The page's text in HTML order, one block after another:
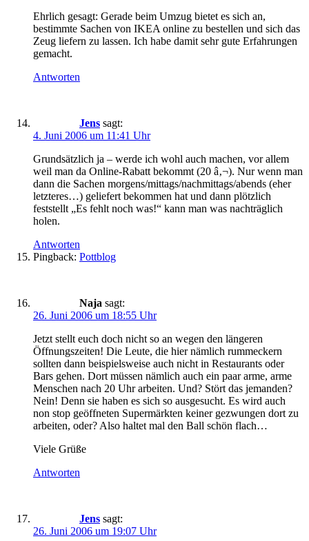
Ehrlich gesagt: Gerade beim Umzug bietet es sich an,
bestimmte Sachen von IKEA online zu bestellen und sich das
Zeug liefern zu lassen. Ich habe damit sehr gute Erfahrungen
gemacht.
Antworten
Jens sagt:
4. Juni 2006 um 11:41 Uhr
Grundsätzlich ja – werde ich wohl auch machen, vor allem
weil man da Online-Rabatt bekommt (20 â‚¬). Nur wenn man
dann die Sachen morgens/mittags/nachmittags/abends (eher
letzteres…) geliefert bekommen hat und dann plötzlich
feststellt „Es fehlt noch was!“ kann man was nachträglich
holen.
Antworten
Pingback: Pottblog
Naja sagt:
26. Juni 2006 um 18:55 Uhr
Jetzt stellt euch doch nicht so an wegen den längeren
Öffnungszeiten! Die Leute, die hier nämlich rummeckern
sollten dann beispielsweise auch nicht in Restaurants oder
Bars gehen. Dort müssen nämlich auch ein paar arme, arme
Menschen nach 20 Uhr arbeiten. Und? Stört das jemanden?
Nein! Denn sie haben es sich so ausgesucht. Es wird auch
non stop geöffneten Supermärkten keiner gezwungen dort zu
arbeiten, oder? Also haltet mal den Ball schön flach…
Viele Grüße
Antworten
Jens sagt:
26. Juni 2006 um 19:07 Uhr